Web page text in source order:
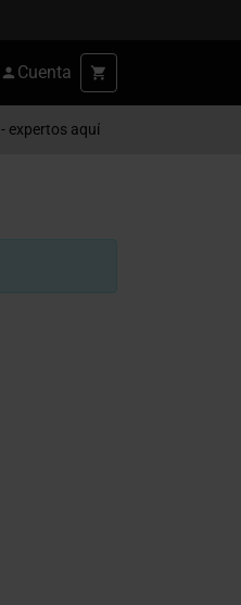
Cuenta
- expertos aquí